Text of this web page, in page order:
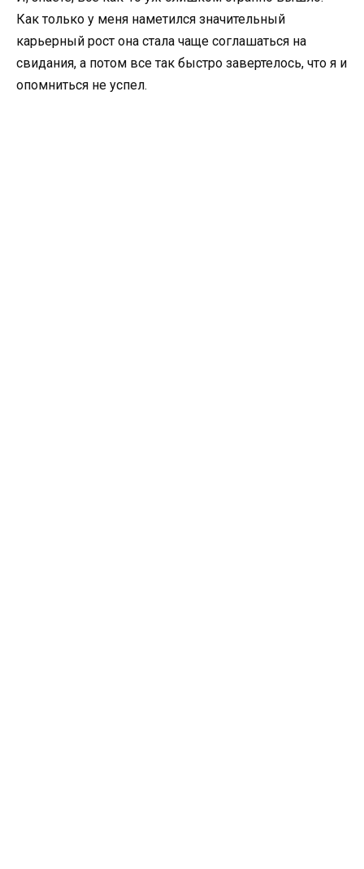
Как только у меня наметился значительный
карьерный рост она стала чаще соглашаться на
свидания, а потом все так быстро завертелось, что я и
опомниться не успел.